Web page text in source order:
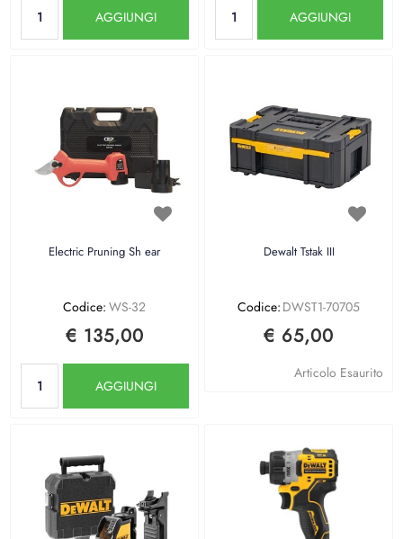
AGGIUNGI AGGIUNGI
Electric Pruning Sh ear
Codice: WS-32
€ 135,00
AGGIUNGI
Dewalt Tstak III
Codice: DWST1-70705
€ 65,00
Articolo Esaurito